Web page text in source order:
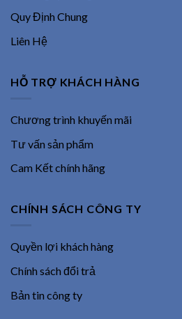
Quy Định Chung
Liên Hệ
HỖ TRỢ KHÁCH HÀNG
Chương trình khuyến mãi
Tư vấn sản phẩm
Cam Kết chính hãng
CHÍNH SÁCH CÔNG TY
Quyền lợi khách hàng
Chính sách đổi trả
Bản tin công ty